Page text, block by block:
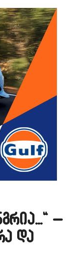
–
და